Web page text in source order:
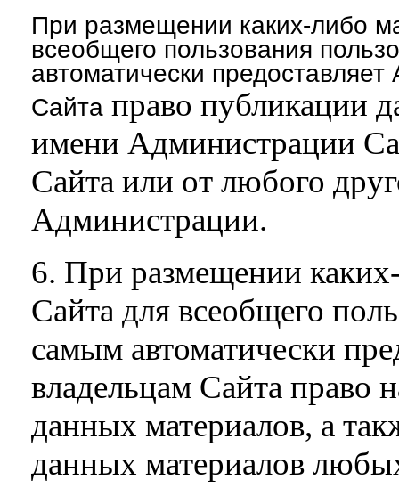
При размещении каких-либо
всеобщего пользования
автоматически
Сайта право публикации
имени Администрации
Сайта или от любого
Администрации.
6. При размещении
Сайта для всеобщего
самым автоматически
владельцам Сайта право
данных материалов, а
данных материалов